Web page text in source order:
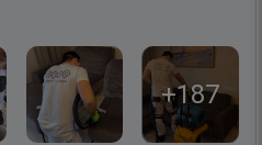
+187